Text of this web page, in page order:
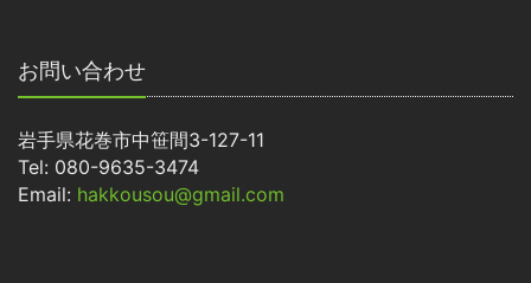
お問い合わせ
岩手県花巻市中笹間3-127-11
Tel: 080-9635-3474
Email: hakkousou@gmail.com